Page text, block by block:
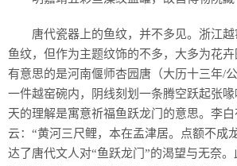
唐代瓷器上的鱼纹，并不多见。浙江
鱼纹，但作为主题纹饰的不多，大多为花卉
有意思的是河南偃师杏园唐（大历十三年/
一件越窑碗内，阴线刻划一条腾空跃起张
天的理解是寓意祈福鱼跃龙门的意思。李
云：“黄河三尺鲤，本在孟津居。点额不成
达了唐代文人对“鱼跃龙门”的渴望与无奈